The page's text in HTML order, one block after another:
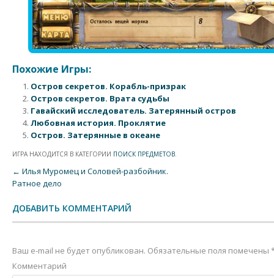
Похожие Игры:
Остров секретов. Корабль-призрак
Остров секретов. Врата судьбы
Гавайский исследователь. Затерянный остров
Любовная история. Проклятие
Остров. Затерянные в океане
ИГРА НАХОДИТСЯ В КАТЕГОРИИ ПОИСК ПРЕДМЕТОВ.
Post navigation
← Илья Муромец и Соловей-разбойник.
Ратное дело
ДОБАВИТЬ КОММЕНТАРИЙ
Ваш e-mail не будет опубликован. Обязательные поля помечены
Комментарий